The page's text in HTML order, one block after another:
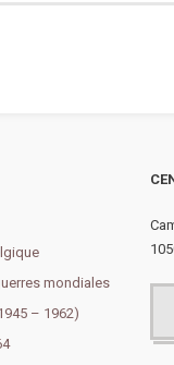
mondiales
– 1962)